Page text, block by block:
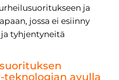
ja
jossa ei esiinny
tyhjentyneitä
teknologian avulla